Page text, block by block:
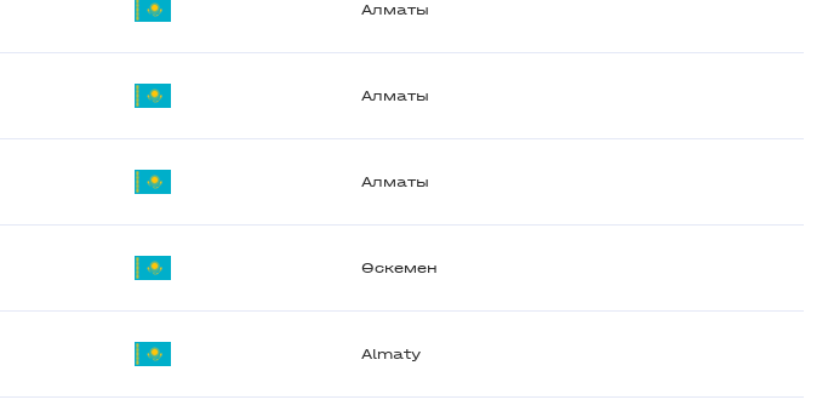
Алматы
Алматы
Алматы
Өскемен
Almaty